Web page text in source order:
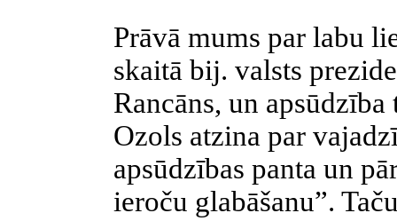
Prāvā mums par labu
skaitā bij. valsts
Rancāns, un
Ozols atzina par
apsūdzības panta un
ieroču glabāšanu”.